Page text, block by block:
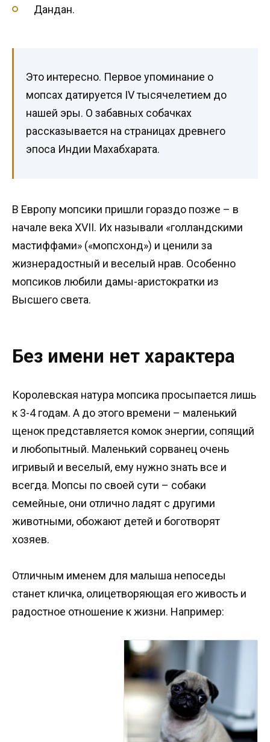
Дандан.
Это интересно. Первое упоминание о
мопсах датируется IV тысячелетием до
нашей эры. О забавных собачках
рассказывается на страницах древнего
эпоса Индии Махабхарата.
В Европу мопсики пришли гораздо позже – в
начале века XVII. Их называли «голландскими
мастиффами» («мопсхонд») и ценили за
жизнерадостный и веселый нрав. Особенно
мопсиков любили дамы-аристократки из
Высшего света.
Без имени нет характера
Королевская натура мопсика просыпается лишь
к 3-4 годам. А до этого времени – маленький
щенок представляется комок энергии, сопящий
и любопытный. Маленький сорванец очень
игривый и веселый, ему нужно знать все и
всегда. Мопсы по своей сути – собаки
семейные, они отлично ладят с другими
животными, обожают детей и боготворят
хозяев.
Отличным именем для малыша непоседы
станет кличка, олицетворяющая его живость и
радостное отношение к жизни. Например: